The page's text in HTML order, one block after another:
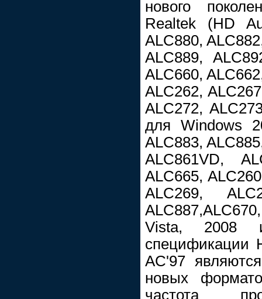
нового
Realtek (HD
ALC880,
ALC889,
ALC660,
ALC262,
ALC272,
для Windows
ALC883,
ALC861VD,
ALC665,
ALC269,
Vista, 2008
спецификации
AC'97
новых
частота